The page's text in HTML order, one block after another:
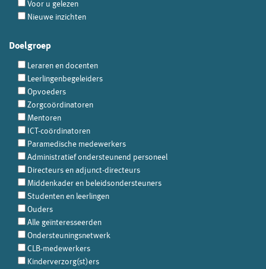
Voor u gelezen
Nieuwe inzichten
Doelgroep
Leraren en docenten
Leerlingenbegeleiders
Opvoeders
Zorgcoördinatoren
Mentoren
ICT-coördinatoren
Paramedische medewerkers
Administratief ondersteunend personeel
Directeurs en adjunct-directeurs
Middenkader en beleidsondersteuners
Studenten en leerlingen
Ouders
Alle geïnteresseerden
Ondersteuningsnetwerk
CLB-medewerkers
Kinderverzorg(st)ers